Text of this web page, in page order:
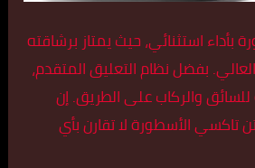
بأداء استثنائي، حيث يمتاز برشاقته
بفضل نظام التعليق المتقدم،
للسائق والركاب على الطريق. إن
تاكسي الأسطورة لا تقارن بأي